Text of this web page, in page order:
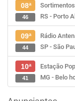
08ª
RS - Porto
46
09ª
Rádio
SP - São
44
10ª
Estação
MG - Belo
41